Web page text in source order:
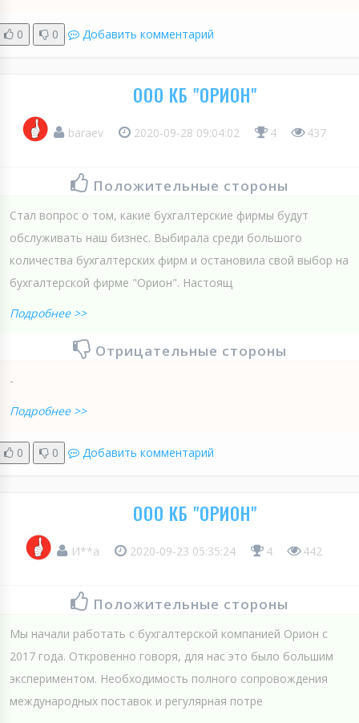
0 0 Добавить комментарий
ООО КБ "ОРИОН"
baraev 2020-09-28 09:04:02 4 437
Положительные стороны
Стал вопрос о том, какие бухгалтерские фирмы будут
обслуживать наш бизнес. Выбирала среди большого
количества бухгалтерских фирм и остановила свой выбор на
бухгалтерской фирме "Орион". Настоящ
Подробнее >>
Отрицательные стороны
-
Подробнее >>
0 0 Добавить комментарий
ООО КБ "ОРИОН"
И**а 2020-09-23 05:35:24 4 442
Положительные стороны
Мы начали работать с бухгалтерской компанией Орион с
2017 года. Откровенно говоря, для нас это было большим
экспериментом. Необходимость полного сопровождения
международных поставок и регулярная потре